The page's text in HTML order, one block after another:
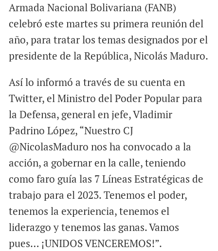
Armada Nacional Bolivariana (FANB)
celebró este martes su primera reunión del
año, para tratar los temas designados por el
presidente de la República, Nicolás Maduro.
Así lo informó a través de su cuenta en
Twitter, el Ministro del Poder Popular para
la Defensa, general en jefe, Vladimir
Padrino López, “Nuestro CJ
@NicolasMaduro nos ha convocado a la
acción, a gobernar en la calle, teniendo
como faro guía las 7 Líneas Estratégicas de
trabajo para el 2023. Tenemos el poder,
tenemos la experiencia, tenemos el
liderazgo y tenemos las ganas. Vamos
pues… ¡UNIDOS VENCEREMOS!”.